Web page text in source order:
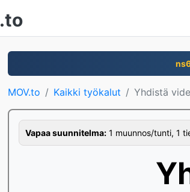
.to
MOV.to Kaikki työkalut Yhdistä
Vapaa suunnitelma: 1 muunnos/tunti, 1